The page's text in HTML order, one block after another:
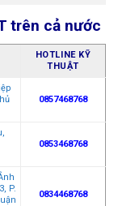
trên cả nước
HOTLINE KỸ
THUẬT
0857468768
0853468768
P.
0834468768